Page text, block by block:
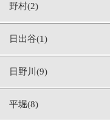
野村(2)
日出谷(1)
日野川(9)
平堀(8)